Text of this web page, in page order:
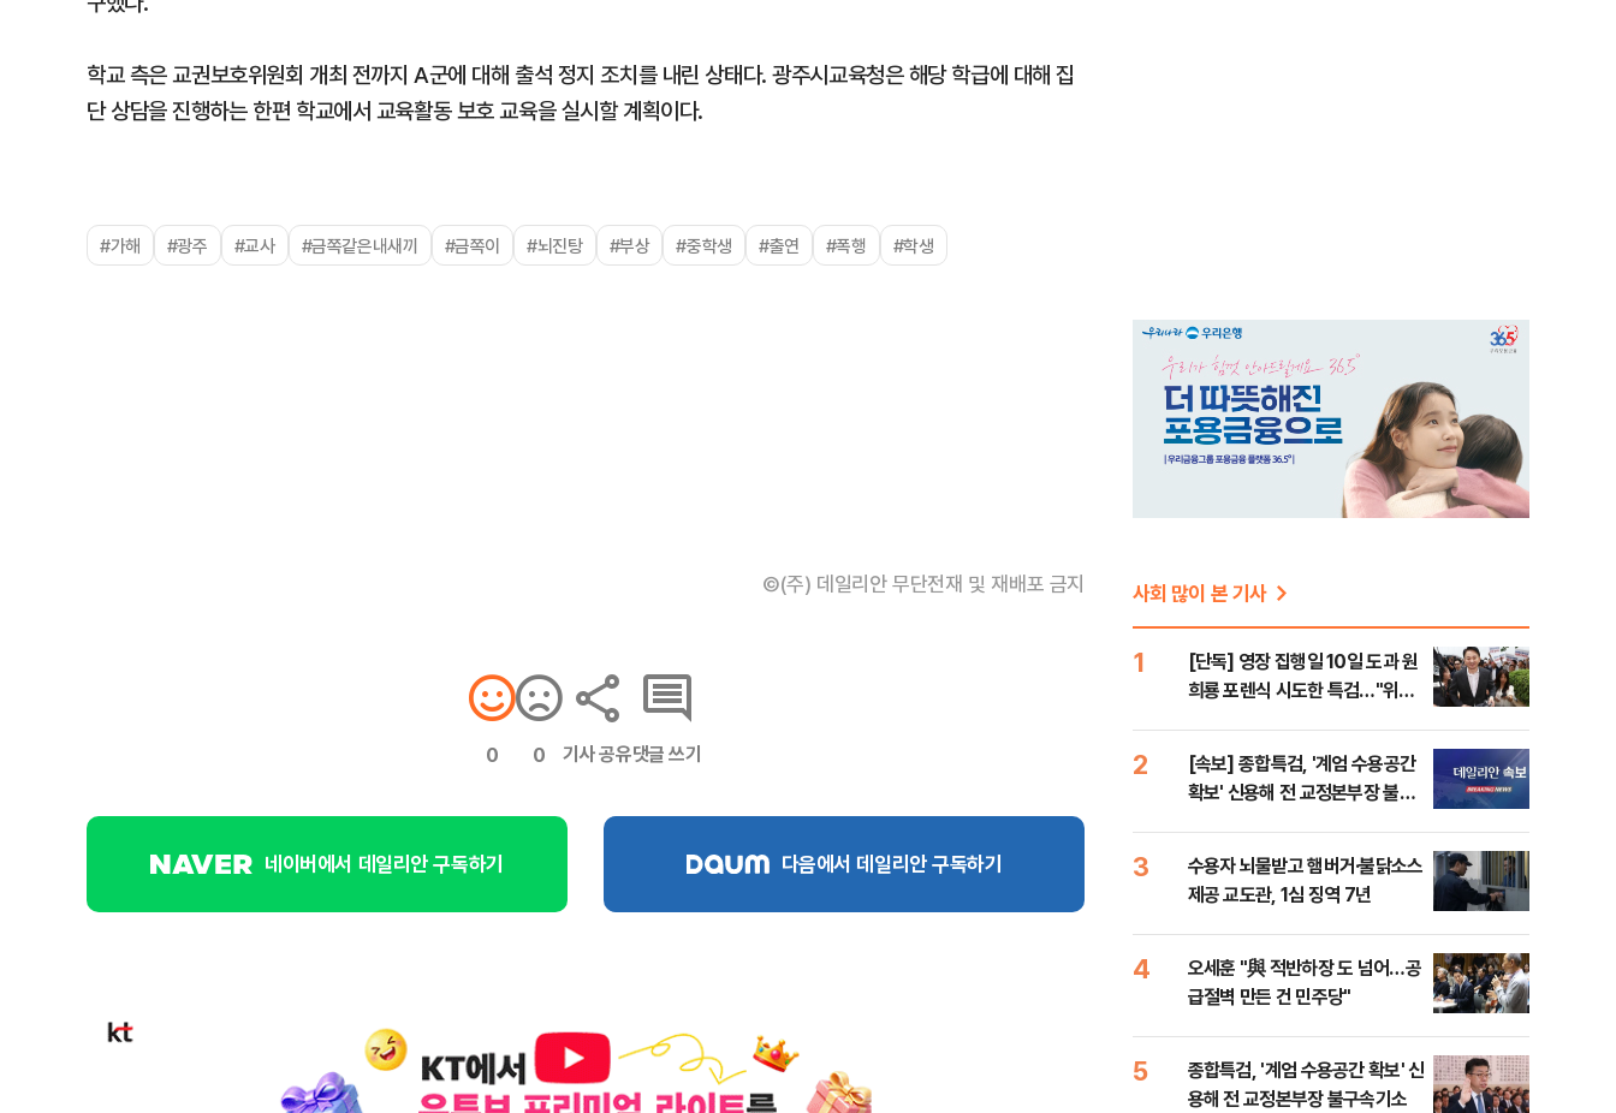
학교 측은 교권보호위원회 개최 전까지 A군에 대해 출석 정지 조치를 내린 상태다. 광주시교육청은 해당 학급에 대해 집
단 상담을 진행하는 한편 학교에서 교육활동 보호 교육을 실시할 계획이다.
#가해 #광주 #교사 #금쪽같은내새끼 #금쪽이 #뇌진탕 #부상 #중학생 #출연 #폭행 #학생
©(주) 데일리안 무단전재 및 재배포 금지
0 0 기사 공유댓글 쓰기
네이버에서 데일리안 구독하기 다음에서 데일리안 구독하기
사회 많이 본 기사
1
[단독] 영장 집행일 10일 도과 원
희룡 포렌식 시도한 특검…"위법
2
[속보] 종합특검, '계엄 수용공간
확보' 신용해 전 교정본부장 불구
3
수용자 뇌물받고 햄버거·불닭소스
제공 교도관, 1심 징역 7년
4
오세훈 "與 적반하장 도 넘어…공
급절벽 만든 건 민주당"
5
종합특검, '계엄 수용공간 확보' 신
용해 전 교정본부장 불구속기소